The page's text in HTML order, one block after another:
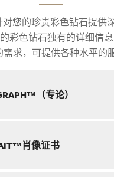
对您的珍贵彩色钻石提供
彩色钻石独有的详细信息
需求，可提供各种水平的
（专论）
肖像证书